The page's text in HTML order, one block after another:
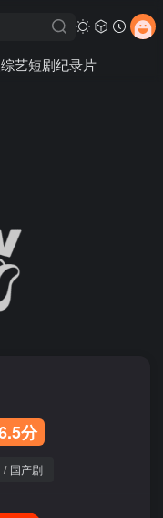
综艺短剧纪录片
分
/ 国产剧